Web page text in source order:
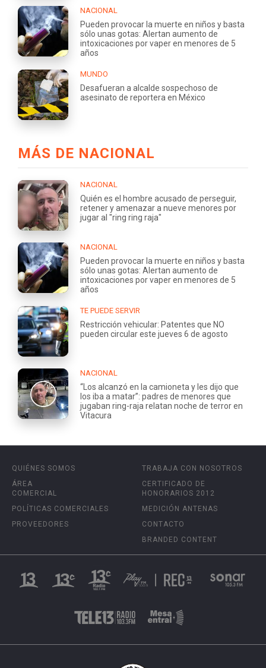
NACIONAL
Pueden provocar la muerte en niños y basta
sólo unas gotas: Alertan aumento de
intoxicaciones por vaper en menores de 5
años
MUNDO
Desafueran a alcalde sospechoso de
asesinato de reportera en México
MÁS DE NACIONAL
NACIONAL
Quién es el hombre acusado de perseguir,
retener y amenazar a nueve menores por
jugar al "ring ring raja"
NACIONAL
Pueden provocar la muerte en niños y basta
sólo unas gotas: Alertan aumento de
intoxicaciones por vaper en menores de 5
años
TE PUEDE SERVIR
Restricción vehicular: Patentes que NO
pueden circular este jueves 6 de agosto
NACIONAL
“Los alcanzó en la camioneta y les dijo que
los iba a matar”: padres de menores que
jugaban ring-raja relatan noche de terror en
Vitacura
QUIÉNES SOMOS
ÁREA
COMERCIAL
POLÍTICAS COMERCIALES
PROVEEDORES
TRABAJA CON NOSOTROS
CERTIFICADO DE
HONORARIOS 2012
MEDICIÓN ANTENAS
CONTACTO
BRANDED CONTENT